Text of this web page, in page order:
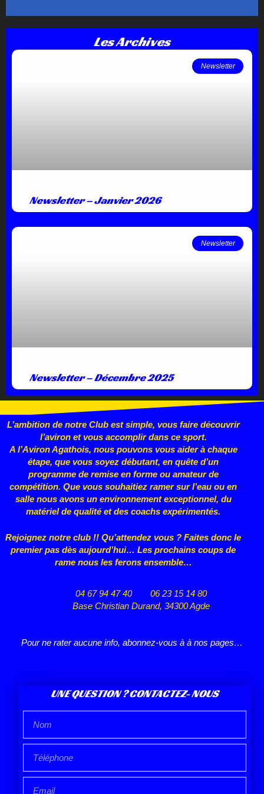
Les Archives
Newsletter
Newsletter – Janvier 2026
Newsletter
Newsletter – Décembre 2025
L’ambition de notre Club est simple, vous faire découvrir
l’aviron et vous accomplir dans ce sport.
A l’Aviron Agathois, nous pouvons vous aider à chaque
étape, que vous soyez débutant, en quête d’un
programme de remise en forme ou amateur de
compétition. Que vous souhaitiez ramer sur l’eau ou en
salle nous avons un environnement exceptionnel, du
matériel de qualité et des coachs expérimentés.
Rejoignez notre club !! Qu’attendez vous ? Faites donc le
premier pas dès aujourd’hui… Les prochains coups de
rame nous les ferons ensemble…
04 67 94 47 40
06 23 15 14 80
Base Christian Durand, 34300 Agde
Pour ne rater aucune info, abonnez-vous à à nos pages…
UNE QUESTION ? CONTACTEZ- NOUS